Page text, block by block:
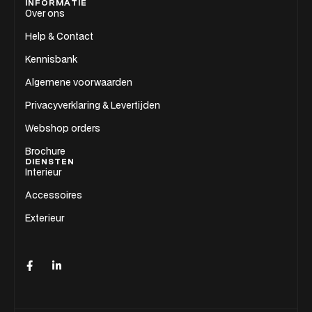
INFORMATIE
Over ons
Help & Contact
Kennisbank
Algemene voorwaarden
Privacyverklaring & Levertijden
Webshop orders
Brochure
DIENSTEN
Interieur
Accessoires
Exterieur